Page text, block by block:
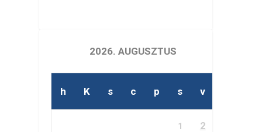
2026. AUGUSZTUS
h K s c p s v
1 2